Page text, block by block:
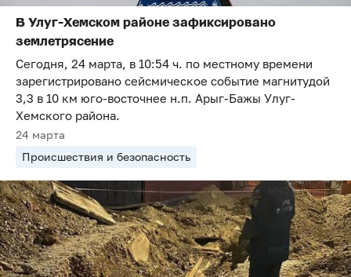
В Улуг-Хемском районе зафиксировано
землетрясение
Сегодня, 24 марта, в 10:54 ч. по местному времени
зарегистрировано сейсмическое событие магнитудой
3,3 в 10 км юго-восточнее н.п. Арыг-Бажы Улуг-
Хемского района.
24 марта
Происшествия и безопасность